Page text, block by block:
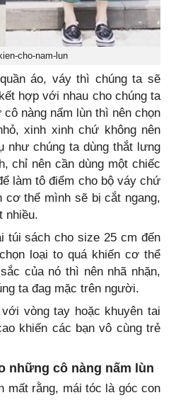
cho-nam-lun
áo, váy thì chúng ta sẽ
hợp với nhau cho chúng ta
nàng nấm lùn thì nên chọn
xinh xinh chứ không nên
như chúng ta dùng thắt lưng
chỉ nên cần dùng một chiếc
làm tô điểm cho bộ váy chứ
cơ thể mình sẽ bị cắt ngang,
nhiều.
túi sách cho size 25 cm đến
loại to quá khiến cơ thể
của nó thì nên nhã nhặn,
ta đag mặc trên người.
vòng tay hoặc khuyên tai
khiến các bạn vô cùng trẻ
những cô nàng nấm lùn
mất rằng, mái tóc là góc con